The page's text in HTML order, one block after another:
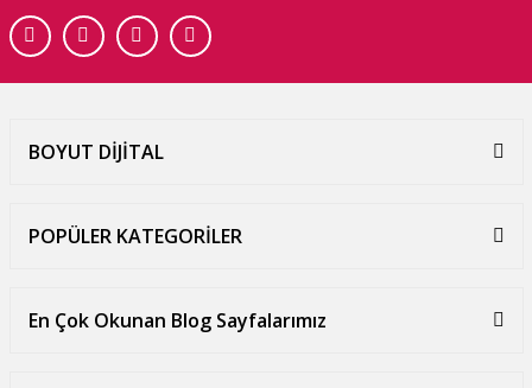
BOYUT DİJİTAL
POPÜLER KATEGORİLER
En Çok Okunan Blog Sayfalarımız